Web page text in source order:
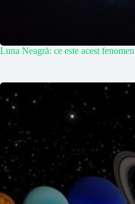
Luna Neagră: ce este acest